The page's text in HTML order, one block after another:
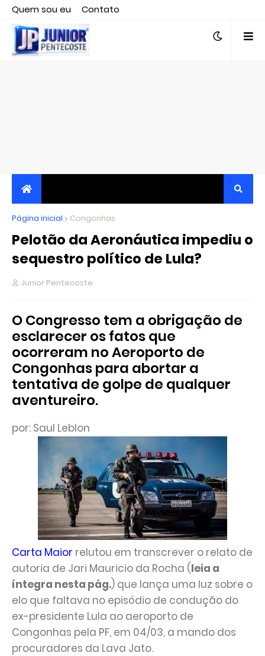
Quem sou eu
Contato
Editor responsável, jornalista Clovis Almeida.
JORNALISMO INDEPENDENTE, TRANSPARENTE E
CRÍTICO
Página inicial Congonhas
Pelotão da Aeronáutica impediu o
sequestro político de Lula?
Junior Pentecoste
O Congresso tem a obrigação de
esclarecer os fatos que
ocorreram no Aeroporto de
Congonhas para abortar a
tentativa de golpe de qualquer
aventureiro.
por: Saul Leblon
Carta Maior relutou em transcrever o relato de
autoria de Jari Mauricio da Rocha (leia a
íntegra nesta pág.) que lança uma luz sobre o
elo que faltava no episódio de condução do
ex-presidente Lula ao aeroporto de
Congonhas pela PF, em 04/03, a mando dos
procuradores da Lava Jato.